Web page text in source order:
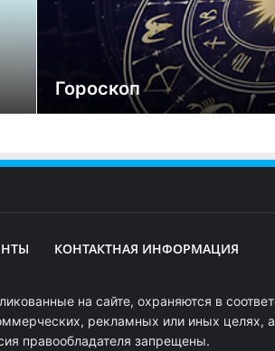
Гороскоп
КОНТАКТНАЯ ИНФОРМАЦИЯ
на сайте, охраняются в
рекламных или иных целях,
правообладателя запрещены.